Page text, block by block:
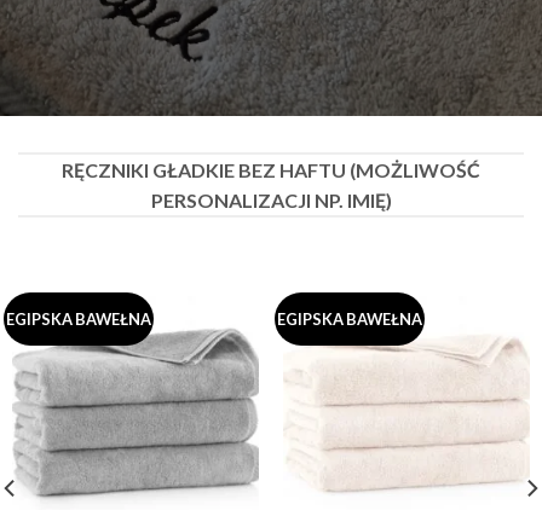
RĘCZNIKI GŁADKIE BEZ HAFTU (MOŻLIWOŚĆ
PERSONALIZACJI NP. IMIĘ)
EGIPSKA BAWEŁNA EGIPSKA BAWEŁNA